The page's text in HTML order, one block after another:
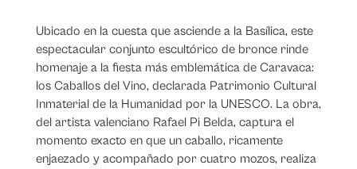
Ubicado en la cuesta que asciende a la Basílica, este
espectacular conjunto escultórico de bronce rinde
homenaje a la fiesta más emblemática de Caravaca:
los Caballos del Vino, declarada Patrimonio Cultural
Inmaterial de la Humanidad por la UNESCO. La obra,
del artista valenciano Rafael Pi Belda, captura el
momento exacto en que un caballo, ricamente
enjaezado y acompañado por cuatro mozos, realiza